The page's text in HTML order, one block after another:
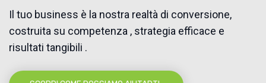
Il tuo business è la nostra realtà di conversione,
costruita su competenza , strategia efficace e
risultati tangibili .